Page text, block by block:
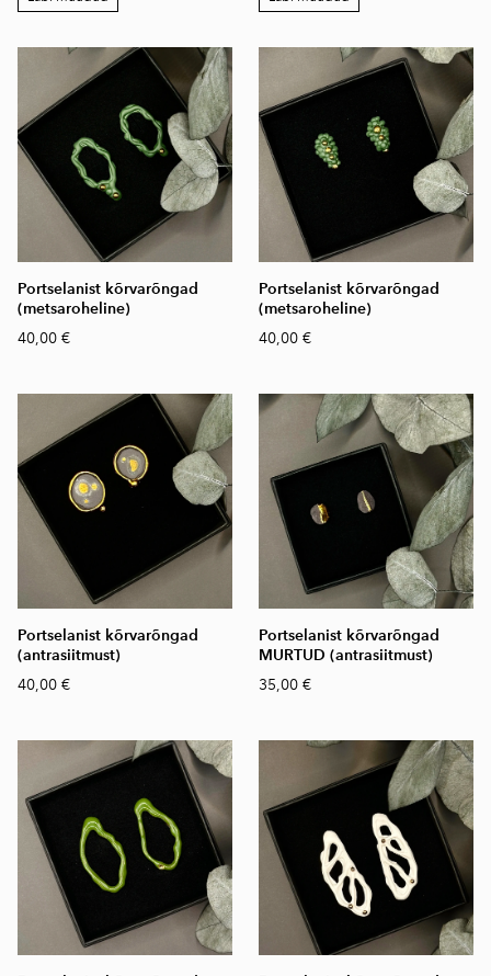
Portselanist kõrvarõngad
(metsaroheline)
40,00 €
Portselanist kõrvarõngad
(metsaroheline)
40,00 €
Portselanist kõrvarõngad
(antrasiitmust)
40,00 €
Portselanist kõrvarõngad
MURTUD (antrasiitmust)
35,00 €